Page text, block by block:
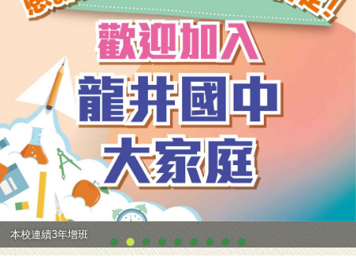
本校連續3年增班